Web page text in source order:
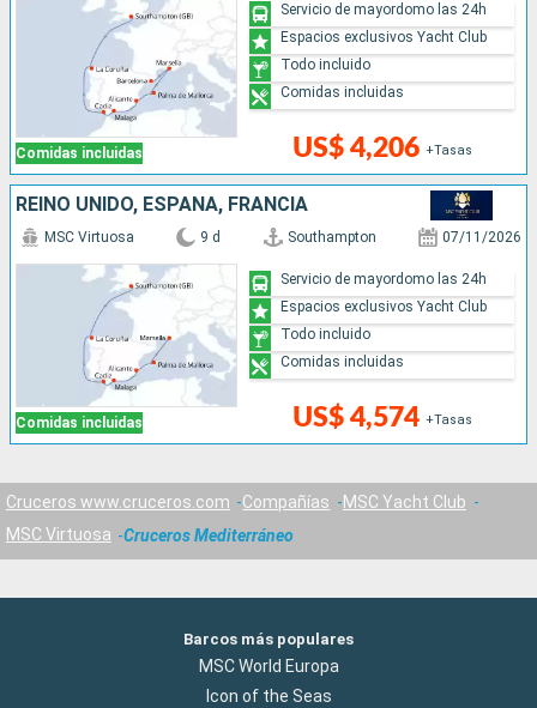
Comidas incluidas US$ 4,206 +Tasas
Servicio de mayordomo las 24h
Espacios exclusivos Yacht Club
Todo incluido
Comidas incluidas
REINO UNIDO, ESPAÑA, FRANCIA
Comidas incluidas
MSC Virtuosa 9 d Southampton 07/11/2026
US$ 4,574 +Tasas
Servicio de mayordomo las 24h
Espacios exclusivos Yacht Club
Todo incluido
Comidas incluidas
Cruceros www.cruceros.com Compañías
MSC Yacht Club
MSC Virtuosa
Cruceros Mediterráneo
Barcos más populares
MSC World Europa
Icon of the Seas